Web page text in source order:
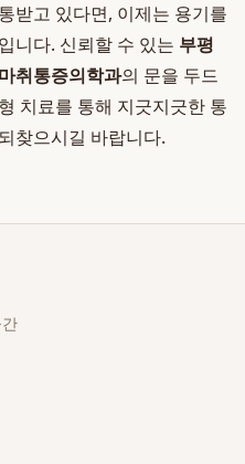
받고 있다면, 이제는 용기를
니다. 신뢰할 수 있는 부평
취통증의학과의 문을 두드
치료를 통해 지긋지긋한 통
찾으시길 바랍니다.